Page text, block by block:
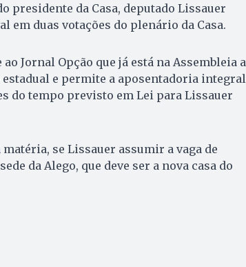
presidente da Casa, deputado Lissauer
em duas votações do plenário da Casa.
Jornal Opção que já está na Assembleia a
e permite a aposentadoria integral
do tempo previsto em Lei para Lissauer
se Lissauer assumir a vaga de
da Alego, que deve ser a nova casa do